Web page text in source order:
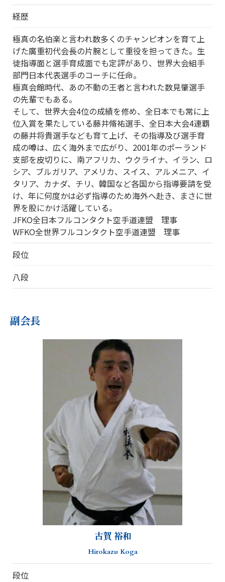
経歴
極真の名伯楽と言われ数多くのチャンピオンを育て上
げた廣重初代会長の片腕として重役を担ってきた。生
徒指導面と選手育成面でも定評があり、世界大会組手
部門日本代表選手のコーチに任命。
極真会館時代、あの不動の王者と言われた数見肇選手
の先輩でもある。
そして、世界大会4位の成績を修め、全日本でも常に上
位入賞を果たしている藤井脩祐選手、全日本大会4連覇
の藤井将貴選手なども育て上げ、その指導及び選手育
成の噂は、広く海外まで広がり、2001年のポーランド
支部を皮切りに、南アフリカ、ウクライナ、イラン、ロ
シア、ブルガリア、アメリカ、スイス、アルメニア、イ
タリア、カナダ、チリ、韓国など各国から指導要請を受
け、年に何度かは必ず指導のため海外へ赴き、まさに世
界を股にかけ活躍している。
JFKO全日本フルコンタクト空手道連盟 理事
WFKO全世界フルコンタクト空手道連盟 理事
段位
八段
副会長
古賀 裕和
Hirokazu Koga
段位